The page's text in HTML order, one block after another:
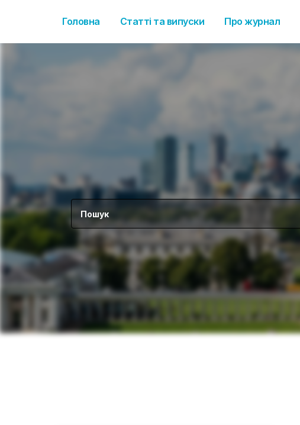
Головна Статті та випуски Про журнал